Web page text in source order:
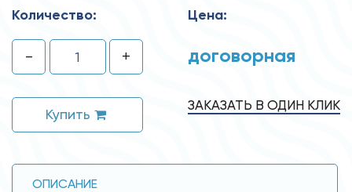
Количество:
- +
Купить
Цена:
договорная
ЗАКАЗАТЬ В ОДИН КЛИК
ОПИСАНИЕ